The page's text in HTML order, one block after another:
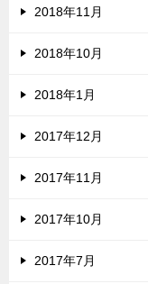
2018年11月
2018年10月
2018年1月
2017年12月
2017年11月
2017年10月
2017年7月